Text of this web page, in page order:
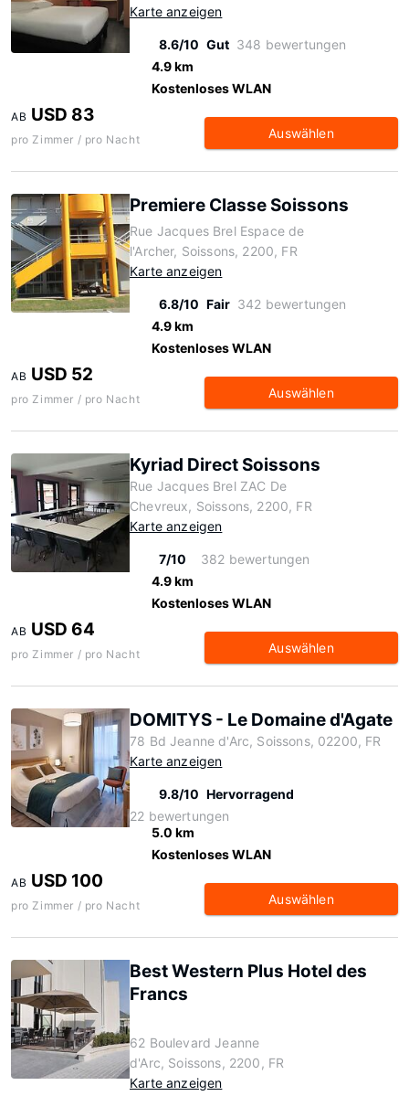
Karte anzeigen
8.6/10 Gut 348 bewertungen
4.9 km
Kostenloses WLAN
AB USD 83
pro Zimmer / pro Nacht Auswählen
Premiere Classe Soissons
Rue Jacques Brel Espace de
l'Archer, Soissons, 2200, FR
Karte anzeigen
6.8/10 Fair 342 bewertungen
4.9 km
Kostenloses WLAN
AB USD 52
pro Zimmer / pro Nacht Auswählen
Kyriad Direct Soissons
Rue Jacques Brel ZAC De
Chevreux, Soissons, 2200, FR
Karte anzeigen
7/10
382 bewertungen
4.9 km
Kostenloses WLAN
AB USD 64
pro Zimmer / pro Nacht Auswählen
DOMITYS - Le Domaine d'Agate
78 Bd Jeanne d'Arc, Soissons, 02200, FR
Karte anzeigen
9.8/10 Hervorragend
22 bewertungen
5.0 km
Kostenloses WLAN
AB USD 100
pro Zimmer / pro Nacht Auswählen
Best Western Plus Hotel des
Francs
62 Boulevard Jeanne
d'Arc, Soissons, 2200, FR
Karte anzeigen